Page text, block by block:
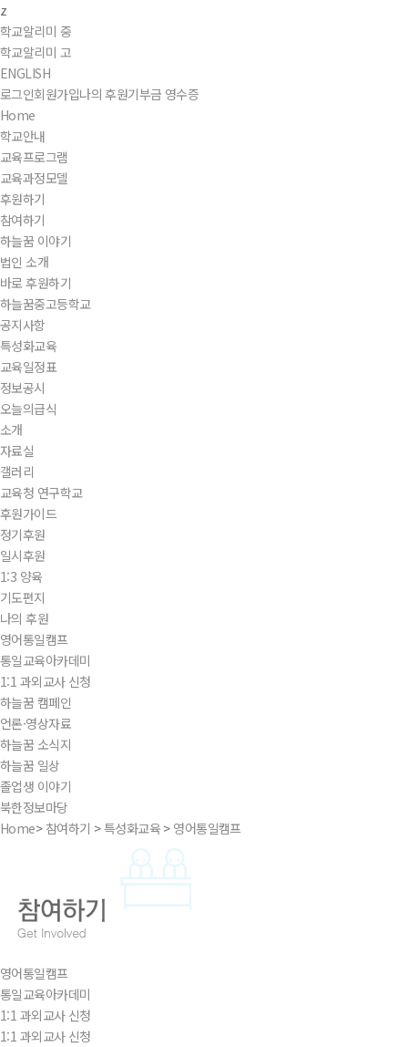
z
학교알리미 중
학교알리미 고
ENGLISH
로그인회원가입나의 후원기부금 영수증
Home
학교안내
교육프로그램
교육과정모델
후원하기
참여하기
하늘꿈 이야기
법인 소개
바로 후원하기
하늘꿈중고등학교
공지사항
특성화교육
교육일정표
정보공시
오늘의급식
소개
자료실
갤러리
교육청 연구학교
후원가이드
정기후원
일시후원
1:3 양육
기도편지
나의 후원
영어통일캠프
통일교육아카데미
1:1 과외교사 신청
하늘꿈 캠페인
언론·영상자료
하늘꿈 소식지
하늘꿈 일상
졸업생 이야기
북한정보마당
Home> 참여하기 >특성화교육> 영어통일캠프
영어통일캠프
통일교육아카데미
1:1 과외교사 신청
1:1 과외교사 신청